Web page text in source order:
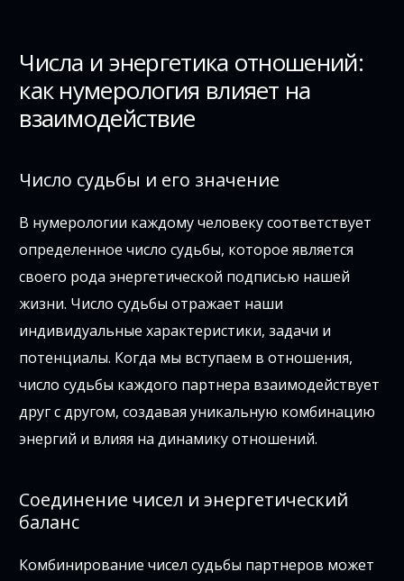
Числа и энергетика отношений:
как нумерология влияет на
взаимодействие
Число судьбы и его значение
В нумерологии каждому человеку соответствует
определенное число судьбы, которое является
своего рода энергетической подписью нашей
жизни. Число судьбы отражает наши
индивидуальные характеристики, задачи и
потенциалы. Когда мы вступаем в отношения,
число судьбы каждого партнера взаимодействует
друг с другом, создавая уникальную комбинацию
энергий и влияя на динамику отношений.
Соединение чисел и энергетический
баланс
Комбинирование чисел судьбы партнеров может